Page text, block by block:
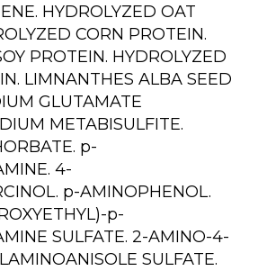
HYDROLYZED OAT
CORN PROTEIN.
PROTEIN. HYDROLYZED
LIMNANTHES ALBA SEED
GLUTAMATE
METABISULFITE.
p-
4-
p-AMINOPHENOL.
p-
SULFATE. 2-AMINO-4-
SULFATE.